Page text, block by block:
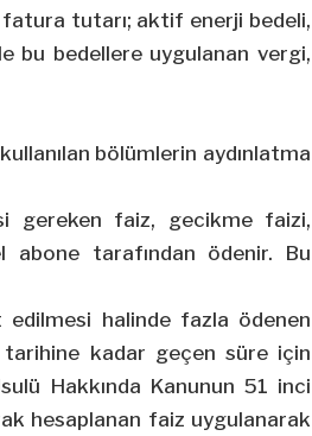
fatura tutarı; aktif enerji bedeli,
bu bedellere uygulanan vergi,
bölümlerin aydınlatma
gereken faiz, gecikme faizi,
abone tarafından ödenir. Bu
halinde fazla ödenen
kadar geçen süre için
Hakkında Kanunun 51 inci
hesaplanan faiz uygulanarak